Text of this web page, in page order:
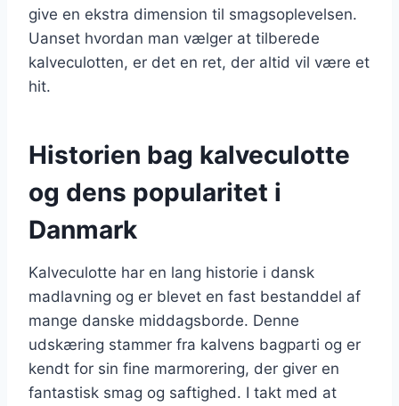
give en ekstra dimension til smagsoplevelsen.
Uanset hvordan man vælger at tilberede
kalveculotten, er det en ret, der altid vil være et
hit.
Historien bag kalveculotte
og dens popularitet i
Danmark
Kalveculotte har en lang historie i dansk
madlavning og er blevet en fast bestanddel af
mange danske middagsborde. Denne
udskæring stammer fra kalvens bagparti og er
kendt for sin fine marmorering, der giver en
fantastisk smag og saftighed. I takt med at